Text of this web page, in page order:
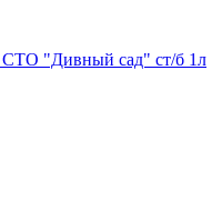
СТО "Дивный сад" ст/б 1л